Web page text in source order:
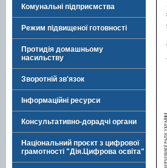
Комунальні підприємства
Режим підвищеної готовності
Протидія домашньому
насильству
Зворотній зв'язок
Інформаційні ресурси
Консультативно-дорадчі органи
Національний проєкт з цифрової
грамотності "Дія.Цифрова освіта"